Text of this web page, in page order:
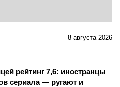
8 августа 2026
рейтинг 7,6: иностранцы
сериала — ругают и